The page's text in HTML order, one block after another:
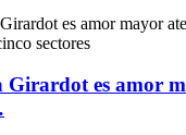
Girardot es amor